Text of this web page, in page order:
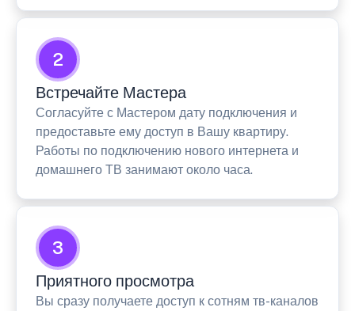
2
Встречайте Мастера
Согласуйте с Мастером дату подключения и
предоставьте ему доступ в Вашу квартиру.
Работы по подключению нового интернета и
домашнего ТВ занимают около часа.
3
Приятного просмотра
Вы сразу получаете доступ к сотням тв-каналов